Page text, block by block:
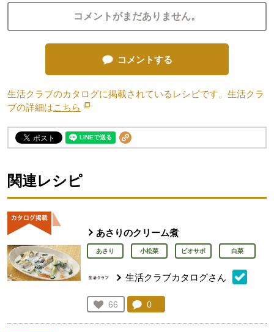
コメントがまだありません。
コメントする
生活クラブのカタログに掲載されているレシピです。生活クラ
ブの詳細はこちら 別のウィンドウで開きます。
関連レシピ
あさりのクリーム煮
あさり 小松菜 ビオサポ 白菜
生活クラブカタログさん
お気に入り登録：
66
人が登録
コメント：
0